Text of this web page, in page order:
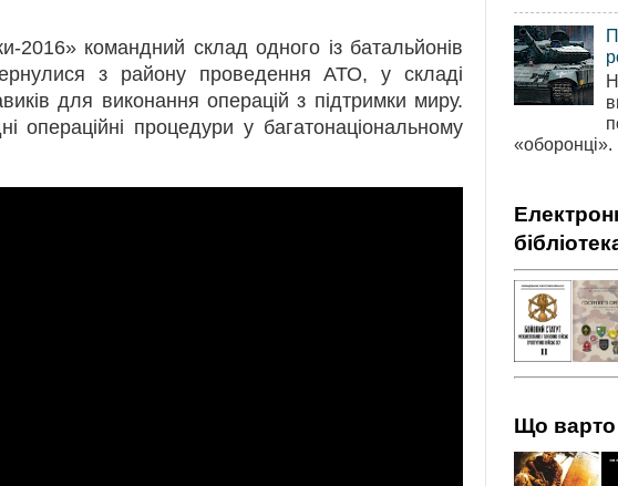
2016» командний склад одного із батальйонів
з району проведення АТО, у складі
для виконання операцій з підтримки миру.
операційні процедури у багатонаціональному
«оборонці».
Що варто